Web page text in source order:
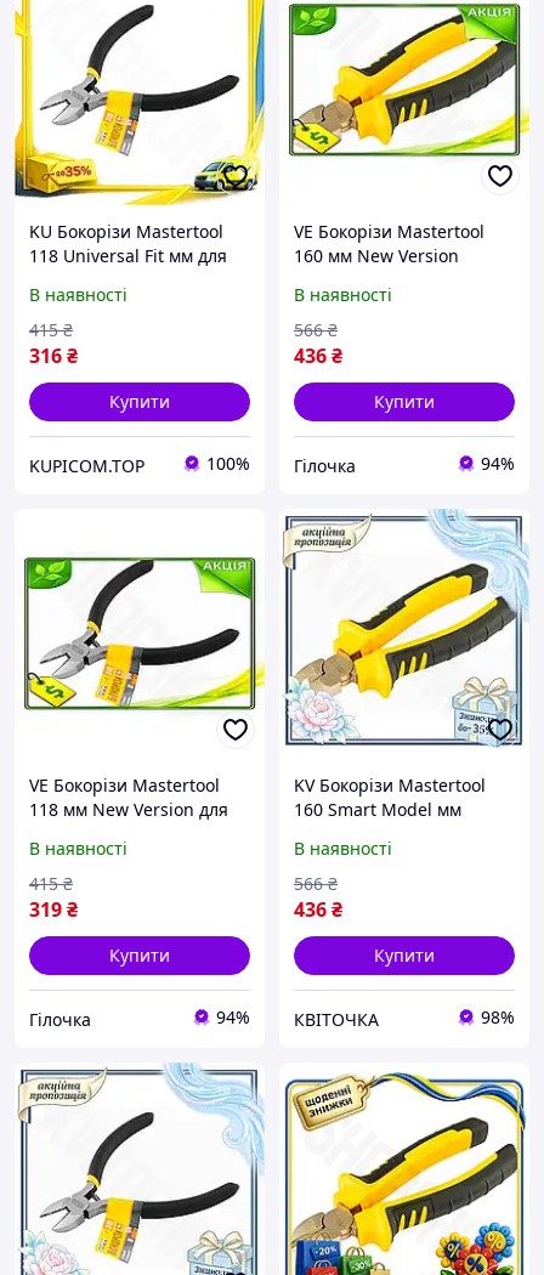
KU Бокорізи Mastertool
118 Universal Fit мм для
термопластичними
ручками та загостре
Uni2L_K
В наявності
316₴
415 ₴
Купити
KUPICOM.TOP 100%
VE Бокорізи Mastertool
160 мм New Version
дроту та пластику
посилені з ергономічною
N6W_VER
В наявності
436₴
566 ₴
Купити
Гілочка 94%
VE Бокорізи Mastertool
118 мм New Version для
термопластичними
ручками та загострени
N6W_VER
В наявності
319₴
415 ₴
Купити
Гілочка 94%
KV Бокорізи Mastertool
160 Smart Model мм
дроту та пластику
посилені з ергономічною
99/KVI
В наявності
436₴
566 ₴
Купити
КВІТОЧКА 98%